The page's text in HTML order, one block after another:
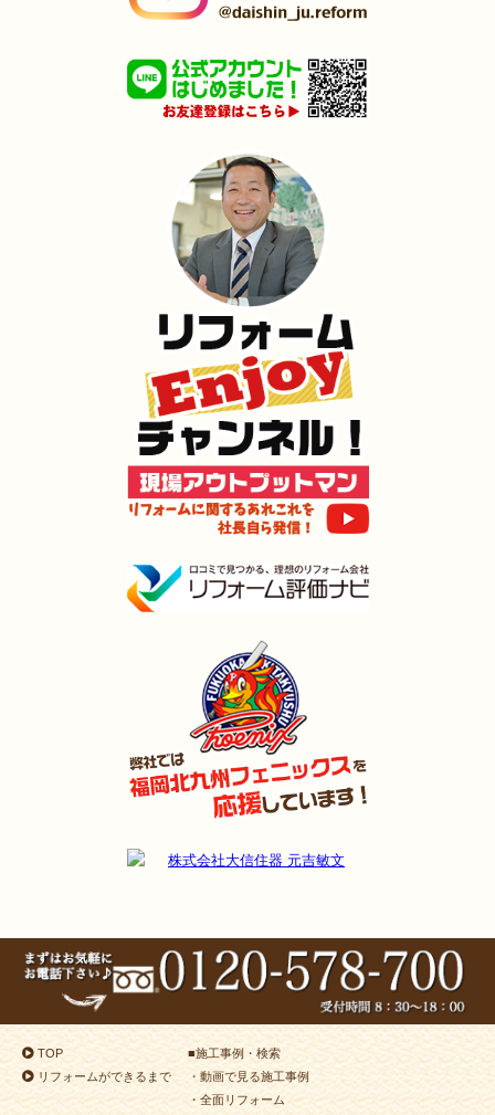
TOP
リフォームができるまで
■施工事例・検索
・動画で見る施工事例
・全面リフォーム